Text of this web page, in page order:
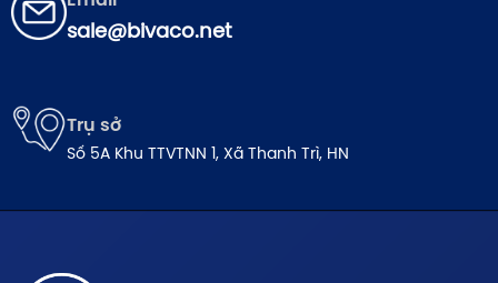
sale@bivaco.net
Trụ sở
Số 5A Khu TTVTNN 1, Xã Thanh Trì, HN